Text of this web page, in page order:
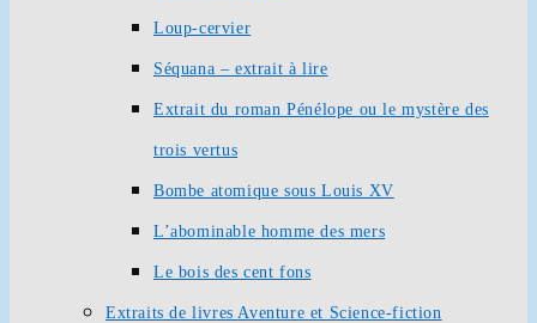
Loup-cervier
Séquana – extrait à lire
Extrait du roman Pénélope ou le mystère des
trois vertus
Bombe atomique sous Louis XV
L’abominable homme des mers
Le bois des cent fons
Extraits de livres Aventure et Science-fiction